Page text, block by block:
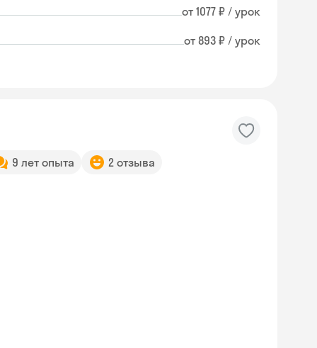
от 1077 ₽ / урок
от 893 ₽ / урок
9 лет опыта 2 отзыва